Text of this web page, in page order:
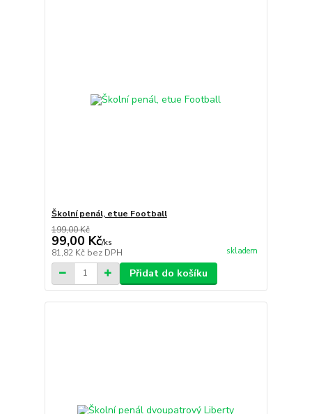
Školní penál, etue Football
199,00 Kč
99,00 Kč/ks
81,82 Kč bez DPH skladem
Přidat do košíku